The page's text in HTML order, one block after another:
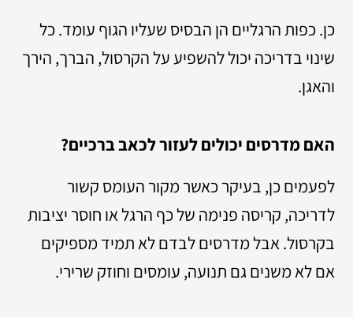
כן. כפות הרגליים הן הבסיס שעליו הגוף עומד. כל
שינוי בדריכה יכול להשפיע על הקרסול, הברך, הירך
והאגן.
האם מדרסים יכולים לעזור לכאב ברכיים?
לפעמים כן, בעיקר כאשר מקור העומס קשור
לדריכה, קריסה פנימה של כף הרגל או חוסר יציבות
בקרסול. אבל מדרסים לבדם לא תמיד מספיקים
אם לא משנים גם תנועה, עומסים וחוזק שרירי.